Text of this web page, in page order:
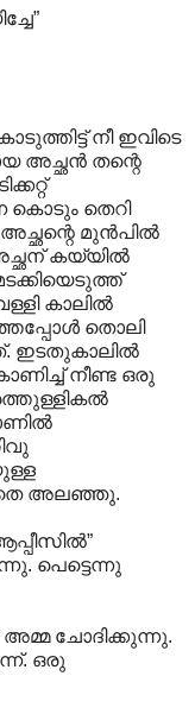
നീ ഇവിടെ
അച്ഛൻ തന്റെ
കൊടും തെറി
മുൻപിൽ
കയ്യിൽ
കാലിൽ
തൊലി
ഇടതുകാലിൽ
നീണ്ട ഒരു
അലഞ്ഞു.
പെട്ടെന്നു
ചോദിക്കുന്നു.
ഒരു